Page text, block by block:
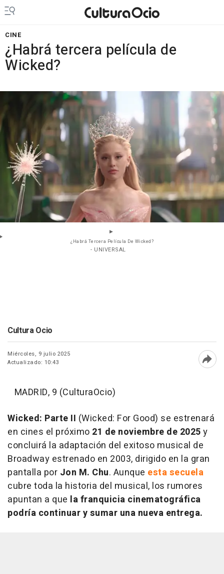
CINE
¿Habrá tercera película de
Wicked?
¿Habrá Tercera Película De Wicked?
- UNIVERSAL
Cultura Ocio
Miércoles, 9 julio 2025
Actualizado: 10:43
MADRID, 9 (CulturaOcio)
Wicked: Parte II (Wicked: For Good) se estrenará
en cines el próximo 21 de noviembre de 2025y
concluirá la adaptación del exitoso musical de
Broadway estrenado en 2003, dirigido en la gran
pantalla por Jon M. Chu. Aunque esta secuela
cubre toda la historia del musical, los rumores
apuntan a que la franquicia cinematográfica
podría continuar y sumar una nueva entrega.